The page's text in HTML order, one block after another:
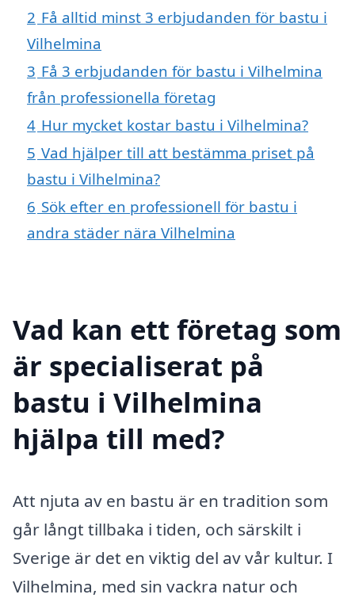
2 Få alltid minst 3 erbjudanden för bastu i
Vilhelmina
3 Få 3 erbjudanden för bastu i Vilhelmina
från professionella företag
4 Hur mycket kostar bastu i Vilhelmina?
5 Vad hjälper till att bestämma priset på
bastu i Vilhelmina?
6 Sök efter en professionell för bastu i
andra städer nära Vilhelmina
Vad kan ett företag som
är specialiserat på
bastu i Vilhelmina
hjälpa till med?
Att njuta av en bastu är en tradition som
går långt tillbaka i tiden, och särskilt i
Sverige är det en viktig del av vår kultur. I
Vilhelmina, med sin vackra natur och